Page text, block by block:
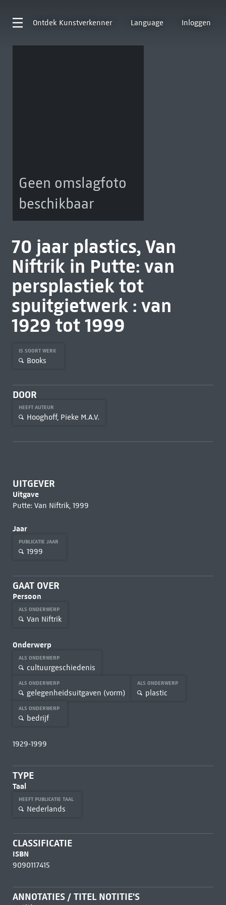
Ontdek Kunstverkenner Language Inloggen
Geen omslagfoto
beschikbaar
70 jaar plastics, Van
Niftrik in Putte: van
persplastiek tot
spuitgietwerk : van
1929 tot 1999
IS SOORT WERK
Books
DOOR
HEEFT AUTEUR
Hooghoff, Pieke M.A.V.
UITGEVER
Uitgave
Putte: Van Niftrik, 1999
Jaar
PUBLICATIE JAAR
1999
GAAT OVER
Persoon
ALS ONDERWERP
Van Niftrik
Onderwerp
ALS ONDERWERP
cultuurgeschiedenis
ALS ONDERWERP
gelegenheidsuitgaven (vorm)
ALS ONDERWERP
plastic
ALS ONDERWERP
bedrijf
1929-1999
TYPE
Taal
HEEFT PUBLICATIE TAAL
Nederlands
CLASSIFICATIE
ISBN
9090117415
ANNOTATIES / TITEL NOTITIE'S